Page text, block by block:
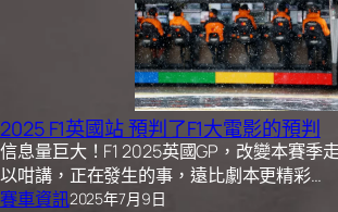
2025 F1英國站 預判了F1大電影的預判
信息量巨大！F1 2025英國GP，改變本賽季
以咁講，正在發生的事，遠比劇本更精彩…
賽車資訊2025年7月9日